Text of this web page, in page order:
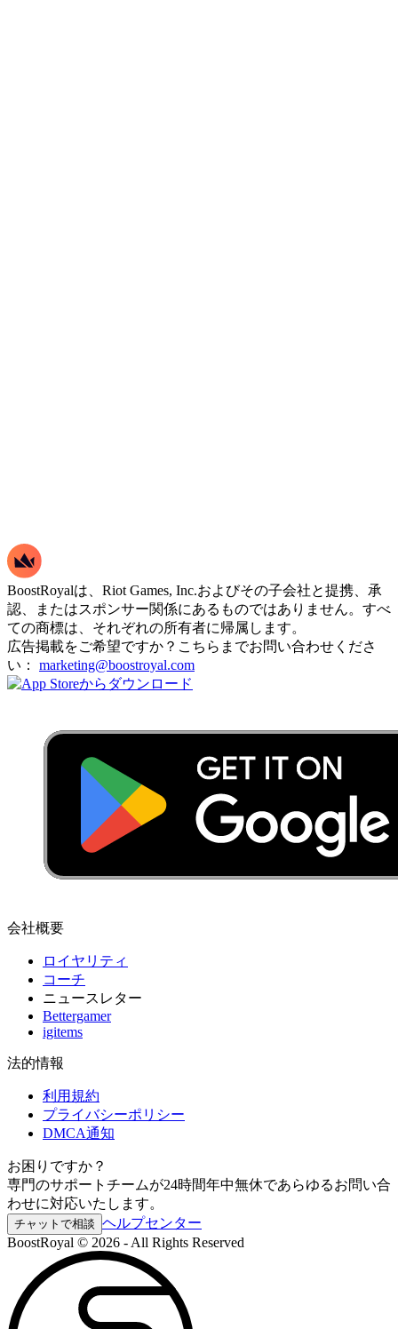
BoostRoyalは、Riot Games, Inc.およびその子会社と提携、承
認、またはスポンサー関係にあるものではありません。すべ
ての商標は、それぞれの所有者に帰属します。
広告掲載をご希望ですか？こちらまでお問い合わせくださ
い： marketing@boostroyal.com
会社概要
ロイヤリティ
コーチ
ニュースレター
Bettergamer
igitems
法的情報
利用規約
プライバシーポリシー
DMCA通知
お困りですか？
専門のサポートチームが24時間年中無休であらゆるお問い合
わせに対応いたします。
チャットで相談 ヘルプセンター
BoostRoyal © 2026 - All Rights Reserved